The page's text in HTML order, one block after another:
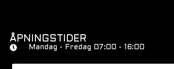
ÅPNINGSTIDER
Mandag - Fredag 07:00 - 16:00